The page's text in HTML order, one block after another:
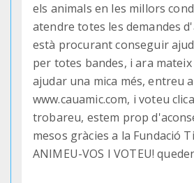
els animals en les millors
atendre totes les demandes
està procurant conseguir
per totes bandes, i ara
ajudar una mica més, entreu
www.cauamic.com, i voteu
trobareu, estem prop
mesos gràcies a la Fundació
ANIMEU-VOS I VOTEU!